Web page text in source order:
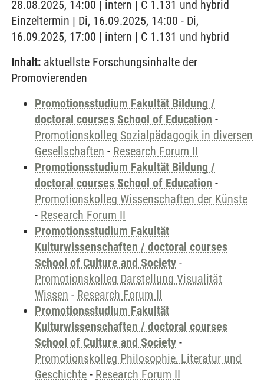
28.08.2025, 14:00 | intern | C 1.131 und hybrid
Einzeltermin | Di, 16.09.2025, 14:00 - Di,
16.09.2025, 17:00 | intern | C 1.131 und hybrid
Inhalt: aktuellste Forschungsinhalte der
Promovierenden
Promotionsstudium Fakultät Bildung /
doctoral courses School of Education -
Promotionskolleg Sozialpädagogik in diversen
Gesellschaften - Research Forum II
Promotionsstudium Fakultät Bildung /
doctoral courses School of Education -
Promotionskolleg Wissenschaften der Künste
- Research Forum II
Promotionsstudium Fakultät
Kulturwissenschaften / doctoral courses
School of Culture and Society -
Promotionskolleg Darstellung Visualität
Wissen - Research Forum II
Promotionsstudium Fakultät
Kulturwissenschaften / doctoral courses
School of Culture and Society -
Promotionskolleg Philosophie, Literatur und
Geschichte - Research Forum II